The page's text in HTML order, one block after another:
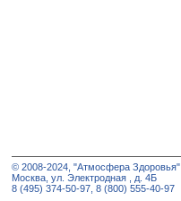
© 2008-2024, "Атмосфера Здоровья"
Москва, ул. Электродная , д. 4Б
8 (495) 374-50-97, 8 (800) 555-40-97